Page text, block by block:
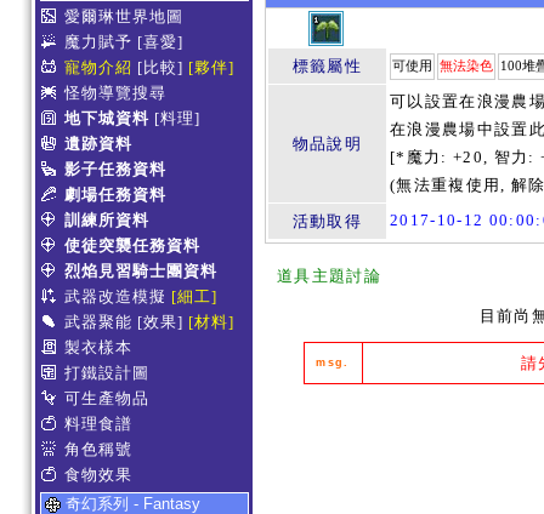
愛爾琳世界地圖
魔力賦予 [喜愛]
寵物介紹 [比較] [夥伴]
怪物導覽搜尋
地下城資料 [料理]
遺跡資料
影子任務資料
劇場任務資料
訓練所資料
使徒突襲任務資料
烈焰見習騎士團資料
武器改造模擬 [細工]
武器聚能 [效果] [材料]
製衣樣本
打鐵設計圖
可生產物品
料理食譜
角色稱號
食物效果
奇幻系列 - Fantasy
標籤屬性 可使用 無法染色 100堆
物品說明
可以設置在浪漫農
在浪漫農場中設置
[*魔力: +20, 智力:
(無法重複使用, 解
活動取得
2017-10-12
道具主題討論
目前尚
msg. 請